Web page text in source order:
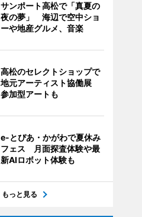
サンポート高松で「真夏の
夜の夢」 海辺で空中ショ
ーや地産グルメ、音楽
高松のセレクトショップで
地元アーティスト協働展
参加型アートも
e-とぴあ・かがわで夏休み
フェス 月面探査体験や最
新AIロボット体験も
もっと見る